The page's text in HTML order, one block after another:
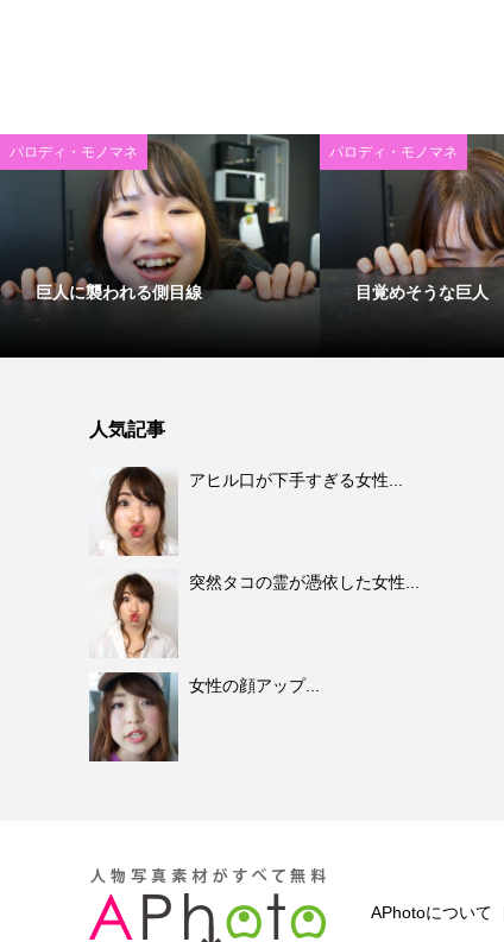
パロディ・モノマネ
巨人に襲われる側目線
パロディ・モノマネ
目覚めそうな巨人
人気記事
アヒル口が下手すぎる女性...
突然タコの霊が憑依した女性...
女性の顔アップ...
APhotoについて